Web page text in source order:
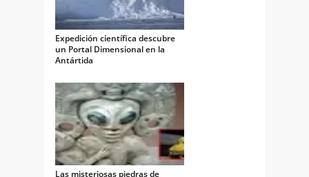
Expedición científica descubre
un Portal Dimensional en la
Antártida
Las misteriosas piedras de